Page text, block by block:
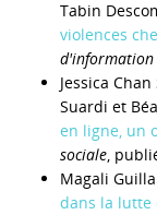
Tabin
violences
d'information
Jessica
Suardi et
en ligne, un
sociale,
Magali
dans la lutte